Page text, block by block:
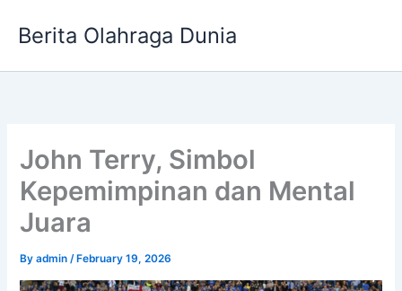
Berita Olahraga Dunia
John Terry, Simbol
Kepemimpinan dan Mental
Juara
Byadmin/ February 19, 2026